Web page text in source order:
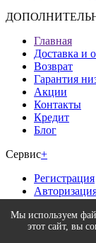
Мы используем
этот сайт, вы
Главная
Доставка и
Возврат
Гарантия
Акции
Контакты
Кредит
Блог
Сервис+
Регистрация
Время работы+